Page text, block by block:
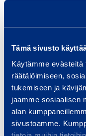
Tämä sivusto
Käytämme
räätälöimiseen,
tukemiseen ja
jaamme sosiaalisen
alan
sivustoamme.
This content
Machine rental at